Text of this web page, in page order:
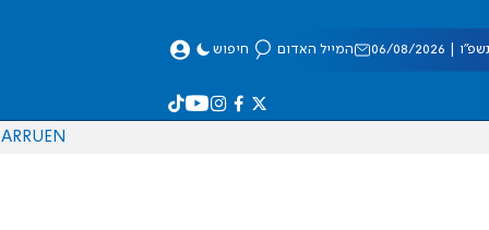
08/2026 המייל האדום חיפוש
EN
RU
AR